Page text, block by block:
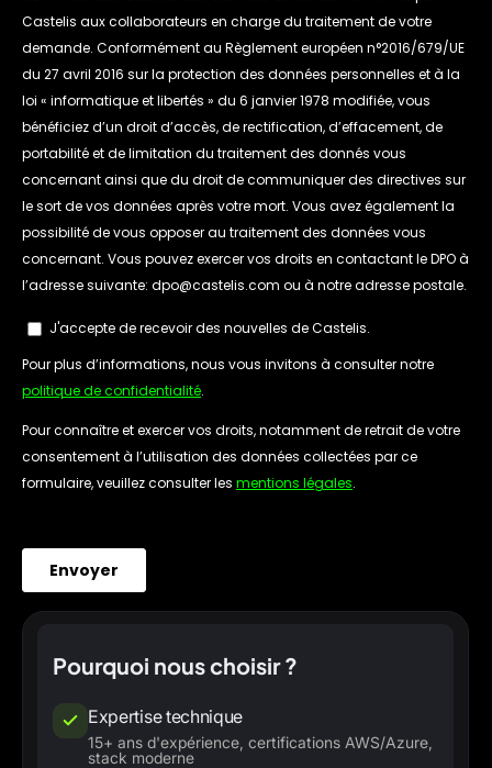
Pourquoi nous choisir ?
Expertise technique
15+ ans d'expérience, certifications AWS/Azure,
stack moderne